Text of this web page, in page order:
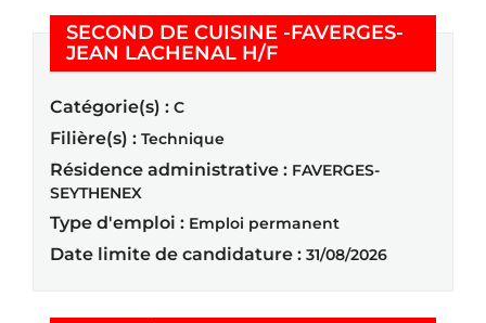
SECOND DE CUISINE -FAVERGES-
JEAN LACHENAL H/F(Nouvelle fenêtre)
Catégorie(s) : C
Filière(s) : Technique
Résidence administrative : FAVERGES-
SEYTHENEX
Type d'emploi : Emploi permanent
Date limite de candidature : 31/08/2026